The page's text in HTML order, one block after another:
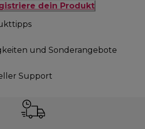
dein Produkt
und Sonderangebote
Support